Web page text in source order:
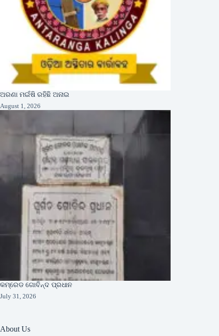
ଅରଣା ମଇଁଷି ରହିଛି ଅନାଇ
August 1, 2026
କମ୍ରେଡ ଗୋବିନ୍ଦ ପ୍ରଧାନ
July 31, 2026
About Us